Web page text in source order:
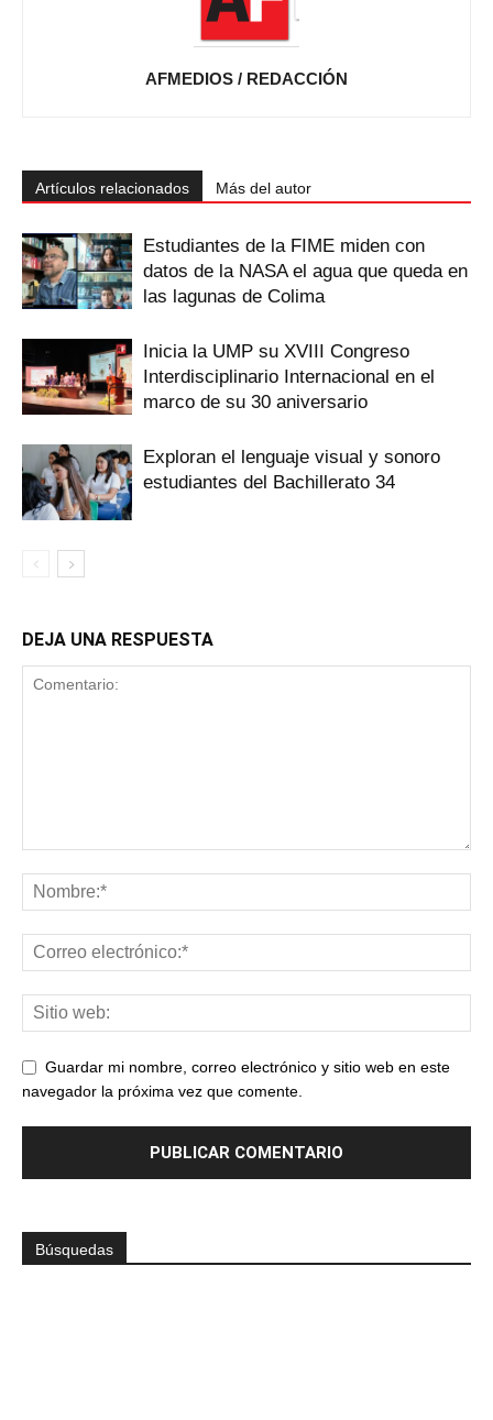
AFMEDIOS / REDACCIÓN
Artículos relacionados Más del autor
Estudiantes de la FIME miden con
datos de la NASA el agua que queda en
las lagunas de Colima
Inicia la UMP su XVIII Congreso
Interdisciplinario Internacional en el
marco de su 30 aniversario
Exploran el lenguaje visual y sonoro
estudiantes del Bachillerato 34
DEJA UNA RESPUESTA
Guardar mi nombre, correo electrónico y sitio web en este
navegador la próxima vez que comente.
Búsquedas